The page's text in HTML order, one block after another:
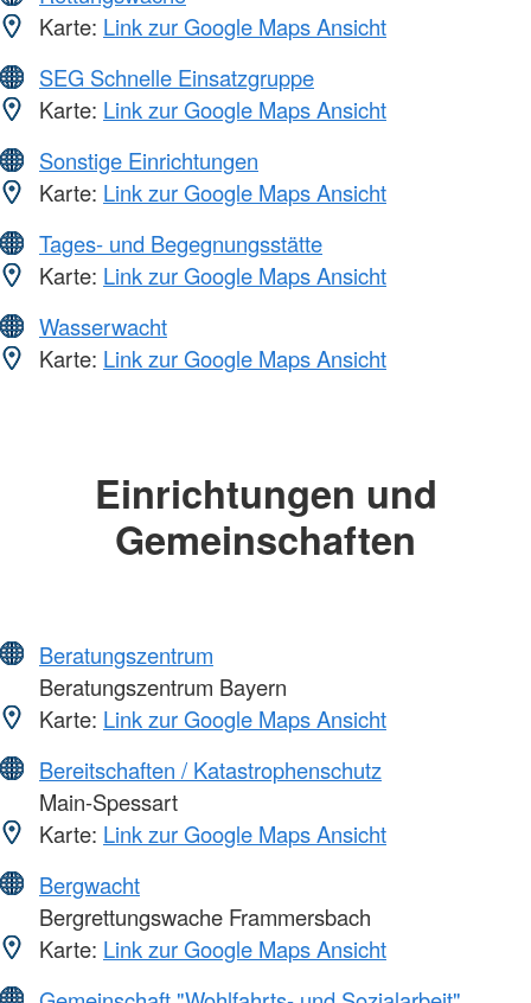
Karte: Link zur Google Maps Ansicht
SEG Schnelle Einsatzgruppe
Karte: Link zur Google Maps Ansicht
Sonstige Einrichtungen
Karte: Link zur Google Maps Ansicht
Tages- und Begegnungsstätte
Karte: Link zur Google Maps Ansicht
Wasserwacht
Karte: Link zur Google Maps Ansicht
Einrichtungen und
Gemeinschaften
Beratungszentrum
Beratungszentrum Bayern
Karte: Link zur Google Maps Ansicht
Bereitschaften / Katastrophenschutz
Main-Spessart
Karte: Link zur Google Maps Ansicht
Bergwacht
Bergrettungswache Frammersbach
Karte: Link zur Google Maps Ansicht